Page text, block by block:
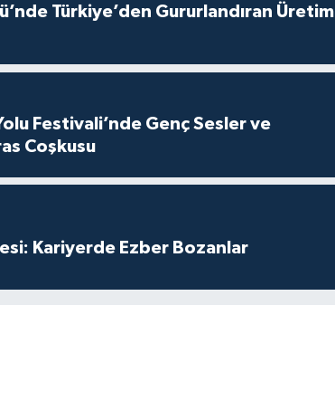
Türkiye’den Gururlandıran Üretim
Festivali’nde Genç Sesler ve
Coşkusu
Kariyerde Ezber Bozanlar